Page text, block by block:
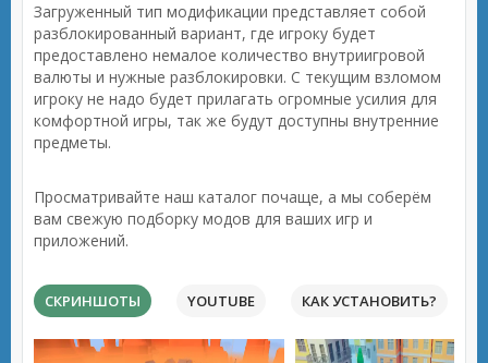
Загруженный тип модификации представляет собой
разблокированный вариант, где игроку будет
предоставлено немалое количество внутриигровой
валюты и нужные разблокировки. С текущим взломом
игроку не надо будет прилагать огромные усилия для
комфортной игры, так же будут доступны внутренние
предметы.
Просматривайте наш каталог почаще, а мы соберём
вам свежую подборку модов для ваших игр и
приложений.
СКРИНШОТЫ YOUTUBE КАК УСТАНОВИТЬ?